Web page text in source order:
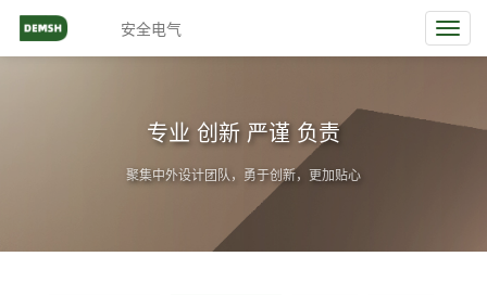
安全电气
专业 创新 严谨 负责
聚集中外设计团队，勇于创新，更加贴心